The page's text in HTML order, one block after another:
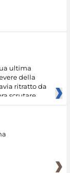
ultima
della
ritratto da
scrutare